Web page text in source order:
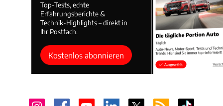
Top-Tests, echte
Erfahrungsberichte &
Technik-Highlights – direkt in
Ihr Postfach.
Kostenlos abonnieren